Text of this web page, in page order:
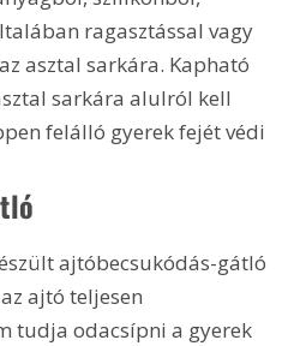
ragasztással vagy
asztal sarkára. Kapható
sarkára alulról kell
felálló gyerek fejét védi
ajtóbecsukódás-gátló
ajtó teljesen
tudja odacsípni a gyerek